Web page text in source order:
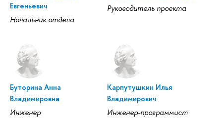
Евгеньевич
Начальник отдела
Руководитель проекта
Буторина Анна
Владимировна
Инженер
Карпутушкин Илья
Владимирович
Инженер-программист